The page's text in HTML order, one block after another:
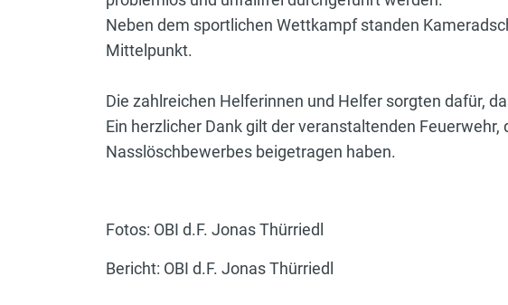
Neben dem sportlichen Wettkampf standen
Mittelpunkt.
Die zahlreichen Helferinnen und Helfer sorgten dafür,
Ein herzlicher Dank gilt der veranstaltenden
Nasslöschbewerbes beigetragen haben.
Fotos: OBI d.F. Jonas Thürriedl
Bericht: OBI d.F. Jonas Thürriedl